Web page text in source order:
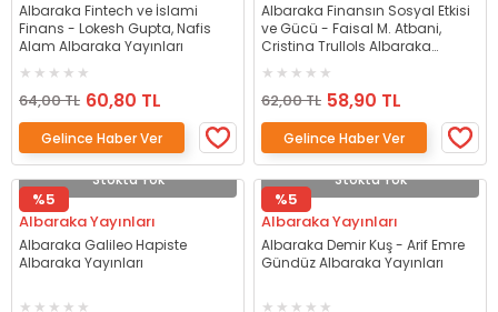
Albaraka Fintech ve İslami
Finans - Lokesh Gupta, Nafis
Alam Albaraka Yayınları
64,00 TL 60,80 TL
Gelince Haber Ver
Albaraka Finansın Sosyal Etkisi
ve Gücü - Faisal M. Atbani,
Cristina Trullols Albaraka
62,00 TL 58,90 TL
Gelince Haber Ver
Stokta Yok
%5
Albaraka Yayınları
Albaraka Galileo Hapiste
Albaraka Yayınları
Stokta Yok
%5
Albaraka Yayınları
Albaraka Demir Kuş - Arif Emre
Gündüz Albaraka Yayınları